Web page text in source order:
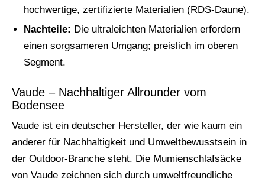
hochwertige, zertifizierte Materialien (RDS-Daune).
Nachteile: Die ultraleichten Materialien erfordern
einen sorgsameren Umgang; preislich im oberen
Segment.
Vaude – Nachhaltiger Allrounder vom
Bodensee
Vaude ist ein deutscher Hersteller, der wie kaum ein
anderer für Nachhaltigkeit und Umweltbewusstsein in
der Outdoor-Branche steht. Die Mumienschlafsäcke
von Vaude zeichnen sich durch umweltfreundliche